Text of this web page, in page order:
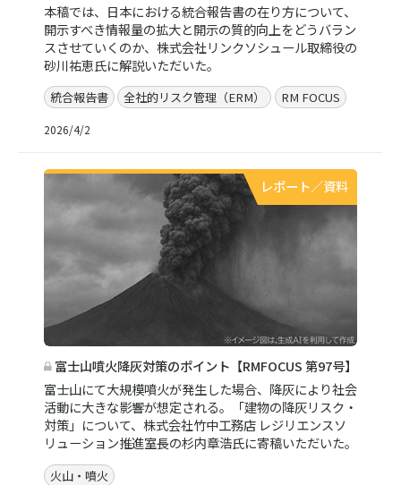
本稿では、日本における統合報告書の在り方について、
開示すべき情報量の拡大と開示の質的向上をどうバラン
スさせていくのか、株式会社リンクソシュール取締役の
砂川祐恵氏に解説いただいた。
統合報告書 全社的リスク管理（ERM） RM FOCUS
2026/4/2
レポート／資料
富士山噴火降灰対策のポイント【RMFOCUS 第97号】
富士山にて大規模噴火が発生した場合、降灰により社会
活動に大きな影響が想定される。「建物の降灰リスク・
対策」について、株式会社竹中工務店 レジリエンスソ
リューション推進室長の杉内章浩氏に寄稿いただいた。
火山・噴火